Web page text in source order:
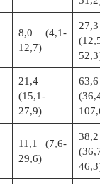
8,0 (4,1-
12,7)
27,3
21,4
(15,1-
27,9)
63,6
11,1 (7,6-
29,6)
38,2